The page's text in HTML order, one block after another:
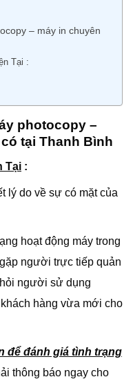
– máy in chuyên
Tại :
photocopy –
tại Thanh Bình
Tại :
lý do về sự có mặt của
hoạt động máy trong
người trực tiếp quản
người sử dụng
hàng vừa mới cho
để đánh giá tình trạng
thông báo ngay cho